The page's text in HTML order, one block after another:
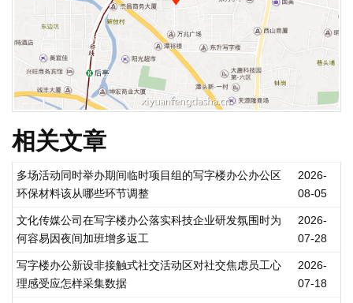
相关文章
多场活动同时举办期间临时项目组的写字楼办公办公区
环保材料该从哪些环节调整
2026-
08-05
文化传媒公司在写字楼办公落实科技企业研发氛围时为
何容易因夜间加班增多返工
2026-
07-28
写字楼办公新设非接触式社交活动区对社交焦虑员工心
理感受应怎样采集数据
2026-
07-18